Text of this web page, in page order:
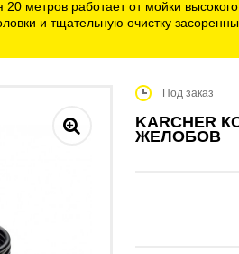
метров работает от мойки
и тщательную очистку
Под заказ
KARCHER
ЖЕЛОБОВ